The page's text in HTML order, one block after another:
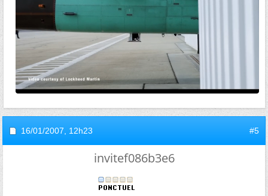
16/01/2007, 12h23 #5
invitef086b3e6